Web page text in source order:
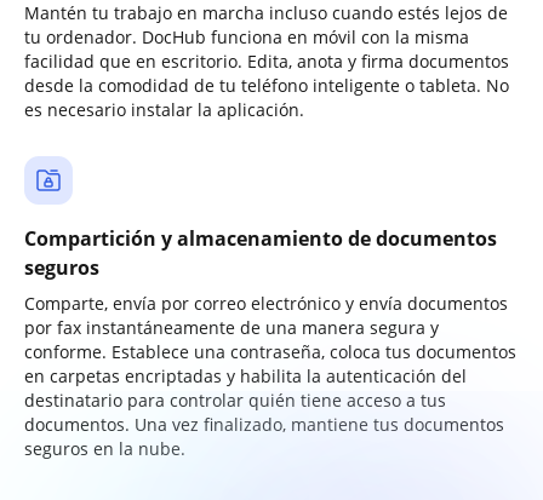
Mantén tu trabajo en marcha incluso cuando estés lejos de
tu ordenador. DocHub funciona en móvil con la misma
facilidad que en escritorio. Edita, anota y firma documentos
desde la comodidad de tu teléfono inteligente o tableta. No
es necesario instalar la aplicación.
Compartición y almacenamiento de documentos
seguros
Comparte, envía por correo electrónico y envía documentos
por fax instantáneamente de una manera segura y
conforme. Establece una contraseña, coloca tus documentos
en carpetas encriptadas y habilita la autenticación del
destinatario para controlar quién tiene acceso a tus
documentos. Una vez finalizado, mantiene tus documentos
seguros en la nube.